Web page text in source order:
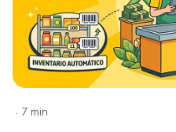
. 7 min